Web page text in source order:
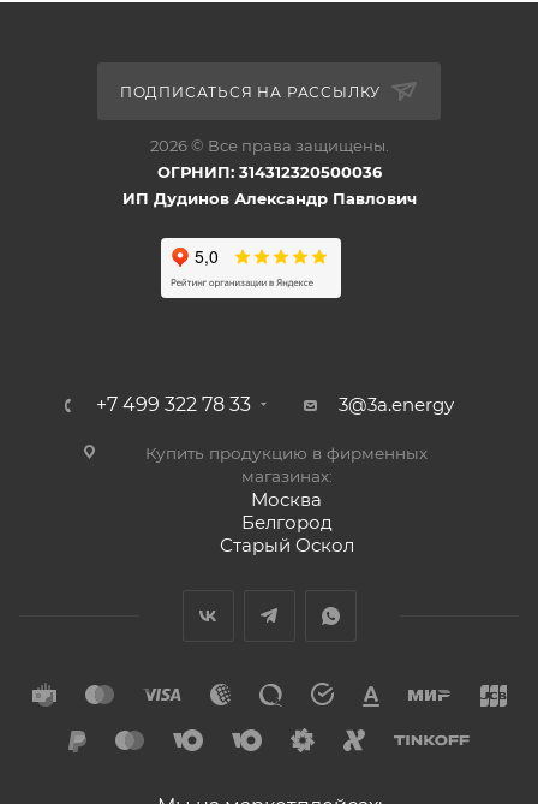
ПОДПИСАТЬСЯ НА РАССЫЛКУ
2026 © Все права защищены.
ОГРНИП: 314312320500036
ИП Дудинов Александр Павлович
+7 499 322 78 33 3@3a.energy
Купить продукцию в фирменных
магазинах:
Москва
Белгород
Старый Оскол